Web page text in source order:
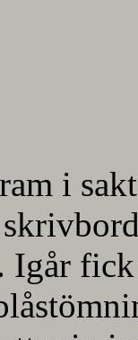
i
Igår